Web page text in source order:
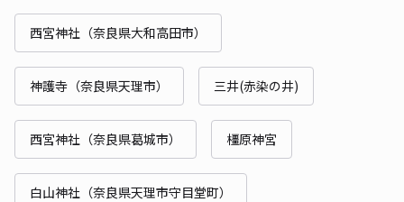
西宮神社（奈良県大和高田市）
神護寺（奈良県天理市） 三井(赤染の井)
西宮神社（奈良県葛城市） 橿原神宮
白山神社（奈良県天理市守目堂町）